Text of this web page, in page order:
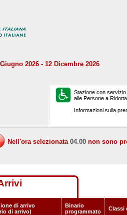
2026 - 12 Dicembre 2026
Stazione con
alle Persone a
Informazioni sulla
Nell'ora selezionata 04.00 non sono
di arrivo
di arrivo)
Binario
programmato
Classi